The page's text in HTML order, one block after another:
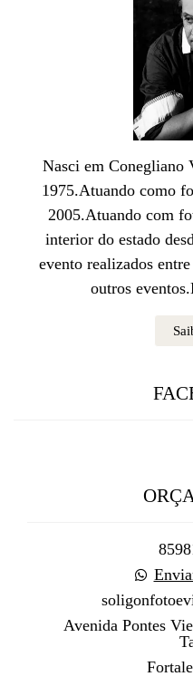
Nasci em Conegliano
1975.Atuando como
2005.Atuando com
interior do estado
evento realizados
outros
Avenida Pontes